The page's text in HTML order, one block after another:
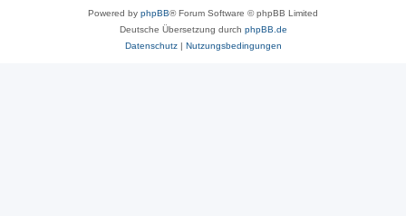
Powered by phpBB® Forum Software © phpBB Limited
Deutsche Übersetzung durch phpBB.de
Datenschutz| Nutzungsbedingungen